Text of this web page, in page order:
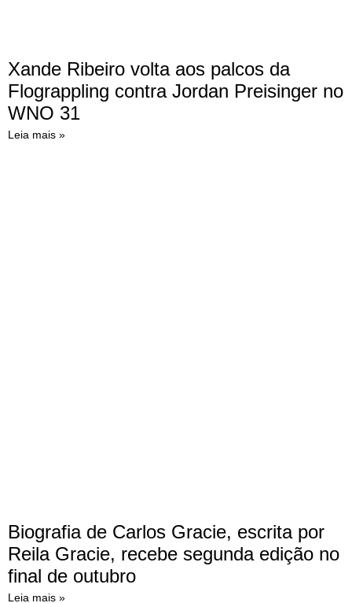
Xande Ribeiro volta aos palcos da
Flograppling contra Jordan Preisinger no
WNO 31
Leia mais »
Biografia de Carlos Gracie, escrita por
Reila Gracie, recebe segunda edição no
final de outubro
Leia mais »